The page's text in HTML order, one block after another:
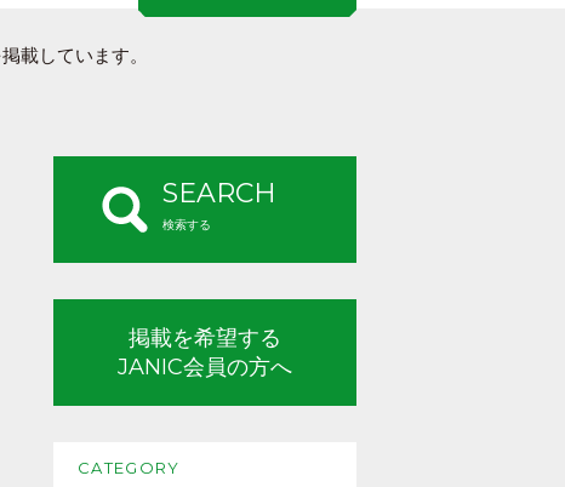
載しています。
SEARCH
検索する
掲載を希望する
JANIC会員の方へ
CATEGORY